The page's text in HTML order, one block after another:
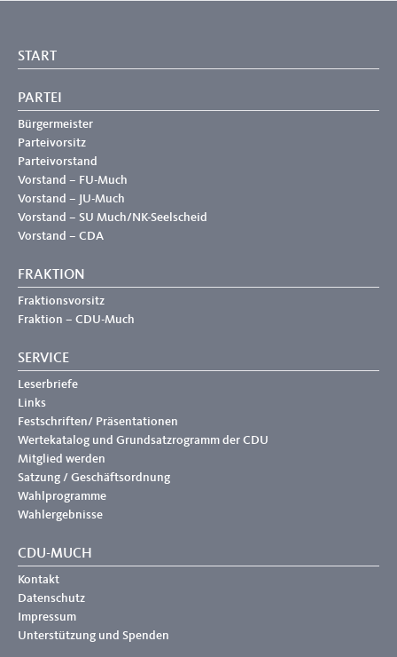
START
PARTEI
Bürgermeister
Parteivorsitz
Parteivorstand
Vorstand – FU-Much
Vorstand – JU-Much
Vorstand – SU Much/NK-Seelscheid
Vorstand – CDA
FRAKTION
Fraktionsvorsitz
Fraktion – CDU-Much
SERVICE
Leserbriefe
Links
Festschriften/ Präsentationen
Wertekatalog und Grundsatzrogramm der CDU
Mitglied werden
Satzung / Geschäftsordnung
Wahlprogramme
Wahlergebnisse
CDU-MUCH
Kontakt
Datenschutz
Impressum
Unterstützung und Spenden